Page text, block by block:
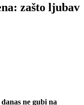
zašto ljubav
ne gubi na